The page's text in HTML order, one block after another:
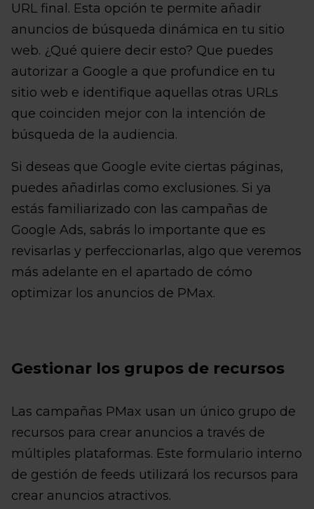
URL final. Esta opción te permite añadir
anuncios de búsqueda dinámica en tu sitio
web. ¿Qué quiere decir esto? Que puedes
autorizar a Google a que profundice en tu
sitio web e identifique aquellas otras URLs
que coinciden mejor con la intención de
búsqueda de la audiencia.
Si deseas que Google evite ciertas páginas,
puedes añadirlas como exclusiones. Si ya
estás familiarizado con las campañas de
Google Ads, sabrás lo importante que es
revisarlas y perfeccionarlas, algo que veremos
más adelante en el apartado de cómo
optimizar los anuncios de PMax.
Gestionar los grupos de recursos
Las campañas PMax usan un único grupo de
recursos para crear anuncios a través de
múltiples plataformas. Este formulario interno
de gestión de feeds utilizará los recursos para
crear anuncios atractivos.